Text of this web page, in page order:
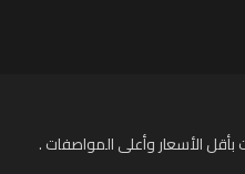
بأقل الأسعار وأعلى المواصفات .